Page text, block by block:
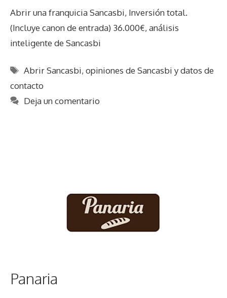
Abrir una franquicia Sancasbi, Inversión total.
(Incluye canon de entrada) 36.000€, análisis
inteligente de Sancasbi
Etiquetas
Abrir Sancasbi,opiniones de Sancasbi y datos de
contacto
Deja un comentario
Panaria